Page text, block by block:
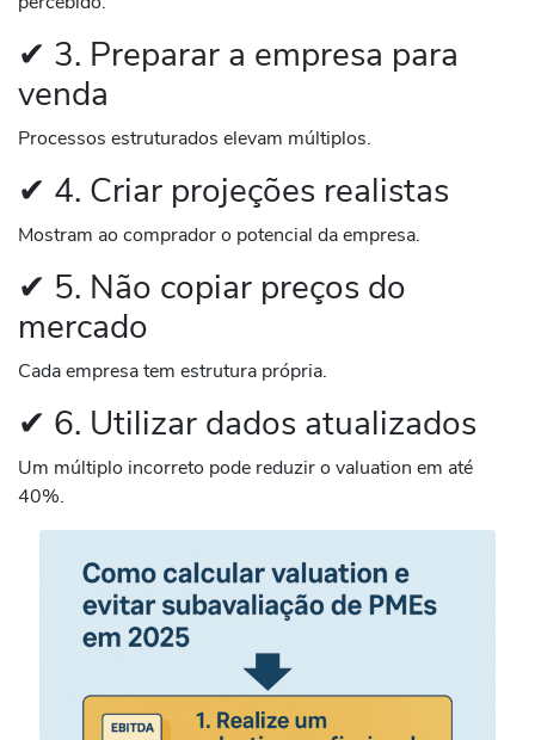
✔ 3. Preparar a empresa para
venda
Processos estruturados elevam múltiplos.
✔ 4. Criar projeções realistas
Mostram ao comprador o potencial da empresa.
✔ 5. Não copiar preços do
mercado
Cada empresa tem estrutura própria.
✔ 6. Utilizar dados atualizados
Um múltiplo incorreto pode reduzir o valuation em até
40%.